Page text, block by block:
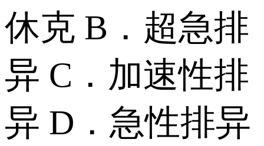
休克 B．超急排
异 C．加速性排
异 D．急性排异